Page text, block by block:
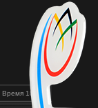
Время 18:30